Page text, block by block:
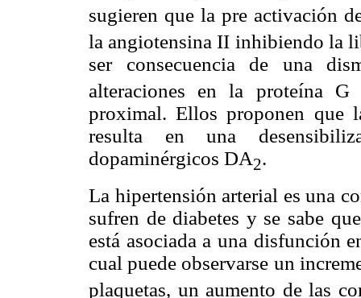
sugieren que la pre activación
la angiotensina II inhibiendo la
ser consecuencia de una
alteraciones en la proteína
proximal. Ellos proponen que
resulta en una
dopaminérgicos DA2.
La hipertensión arterial es una
sufren de diabetes y se sabe
está asociada a una disfunción
cual puede observarse un
plaquetas, un aumento de las